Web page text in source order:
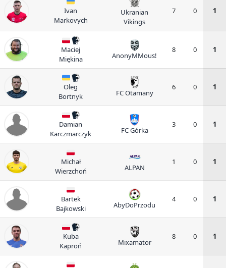
Ivan
Markovych
Ukranian
Vikings
7 0 1
Maciej
Miękina
AnonyMMous!
8 0 1
Oleg
Bortnyk
FC Otamany
6 0 1
Damian
Karczmarczyk
FC Górka
3 0 1
Michał
Wierzchoń
ALPAN
1 0 1
Bartek
Bajkowski
AbyDoPrzodu
4 0 1
Kuba
Kaproń
Mixamator
8 0 1